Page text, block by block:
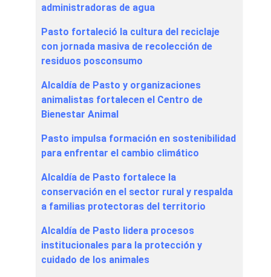
administradoras de agua
Pasto fortaleció la cultura del reciclaje
con jornada masiva de recolección de
residuos posconsumo
Alcaldía de Pasto y organizaciones
animalistas fortalecen el Centro de
Bienestar Animal
Pasto impulsa formación en sostenibilidad
para enfrentar el cambio climático
Alcaldía de Pasto fortalece la
conservación en el sector rural y respalda
a familias protectoras del territorio
Alcaldía de Pasto lidera procesos
institucionales para la protección y
cuidado de los animales